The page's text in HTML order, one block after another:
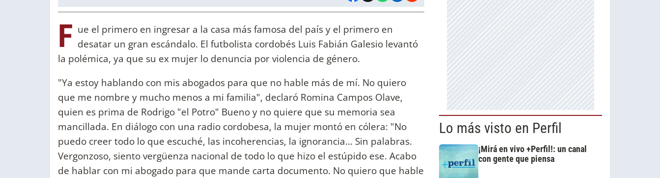
F ue el primero en ingresar a la casa más famosa del país y el primero en
desatar un gran escándalo. El futbolista cordobés Luis Fabián Galesio levantó
la polémica, ya que su ex mujer lo denuncia por violencia de género.
"Ya estoy hablando con mis abogados para que no hable más de mí. No quiero
que me nombre y mucho menos a mi familia", declaró Romina Campos Olave,
quien es prima de Rodrigo "el Potro" Bueno y no quiere que su memoria sea
mancillada. En diálogo con una radio cordobesa, la mujer montó en cólera: "No
puedo creer todo lo que escuché, las incoherencias, la ignorancia... Sin palabras.
Vergonzoso, siento vergüenza nacional de todo lo que hizo el estúpido ese. Acabo
de hablar con mi abogado para que mande carta documento. No quiero que hable
Lo más visto en Perfil
¡Mirá en vivo +Perfil!: un canal
con gente que piensa